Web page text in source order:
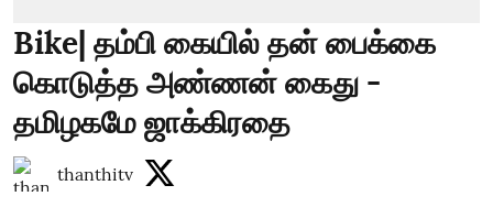
Bike| தம்பி கையில் தன் பைக்கை
கொடுத்த அண்ணன் கைது -
தமிழகமே ஜாக்கிரதை
thanthitv